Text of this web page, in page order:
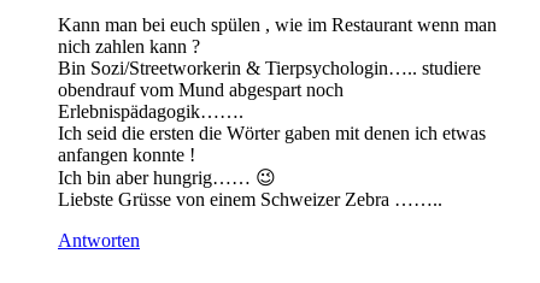
Kann man bei euch spülen , wie im Restaurant wenn man
nich zahlen kann ?
Bin Sozi/Streetworkerin & Tierpsychologin….. studiere
obendrauf vom Mund abgespart noch
Erlebnispädagogik…….
Ich seid die ersten die Wörter gaben mit denen ich etwas
anfangen konnte !
Ich bin aber hungrig…… 😉
Liebste Grüsse von einem Schweizer Zebra ……..
Antworten